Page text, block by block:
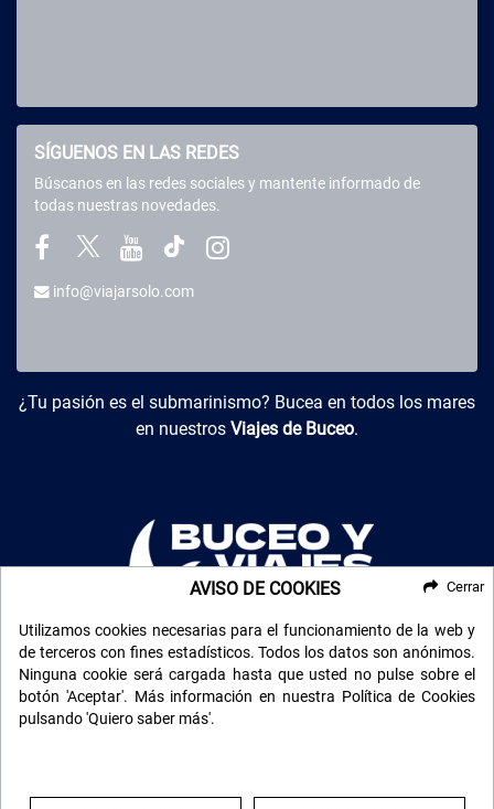
SÍGUENOS EN LAS REDES
Búscanos en las redes sociales y mantente informado de
todas nuestras novedades.
info@viajarsolo.com
Buceo y Viajes
¿Tu pasión es el submarinismo? Bucea en todos los mares
en nuestros Viajes de Buceo.
El Transiberiano
Cuando viajar en tren se convierte en otra aventura.
Especialistas enEl Transiberiano.
AVISO DE COOKIES
Utilizamos cookies necesarias para el funcionamiento de la web y
de terceros con fines estadísticos. Todos los datos son anónimos.
Ninguna cookie será cargada hasta que usted no pulse sobre el
botón 'Aceptar'. Más información en nuestra Política de Cookies
pulsando 'Quiero saber más'.
Cerrar